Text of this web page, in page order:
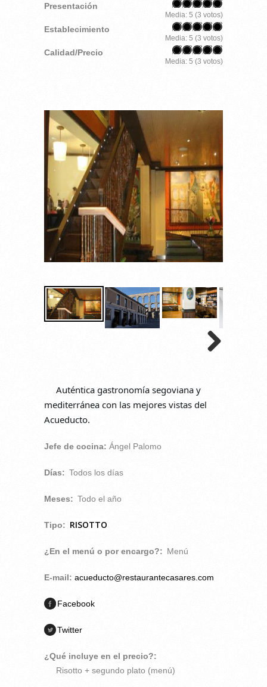
Presentación
Media: 5 (3 votos)
Establecimiento
Media: 5 (3 votos)
Calidad/Precio
Media: 5 (3 votos)
Auténtica gastronomía segoviana y
mediterránea con las mejores vistas del
Acueducto.
Jefe de cocina: Ángel Palomo
Días: Todos los días
Meses: Todo el año
Tipo: RISOTTO
¿En el menú o por encargo?: Menú
E-mail: acueducto@restaurantecasares.com
Facebook
Twitter
¿Qué incluye en el precio?:
Risotto + segundo plato (menú)